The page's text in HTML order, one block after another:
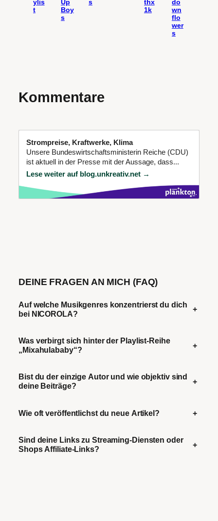
ylis
t
Up
Boy
s
s
thx
1k
do
wn
flo
wer
s
Kommentare
Strompreise, Kraftwerke, Klima
Unsere Bundeswirtschaftsministerin Reiche (CDU)
ist aktuell in der Presse mit der Aussage, dass...
Lese weiter auf blog.unkreativ.net →
DEINE FRAGEN AN MICH (FAQ)
Auf welche Musikgenres konzentrierst du dich
bei NICOROLA?
+
Was verbirgt sich hinter der Playlist-Reihe
„Mixahulababy“?
+
Bist du der einzige Autor und wie objektiv sind
deine Beiträge?
+
Wie oft veröffentlichst du neue Artikel? +
Sind deine Links zu Streaming-Diensten oder
Shops Affiliate-Links?
+